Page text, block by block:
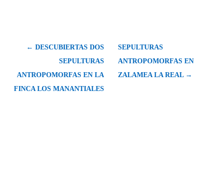
← DESCUBIERTAS DOS
SEPULTURAS
ANTROPOMORFAS EN LA
FINCA LOS MANANTIALES
SEPULTURAS
ANTROPOMORFAS EN
ZALAMEA LA REAL →